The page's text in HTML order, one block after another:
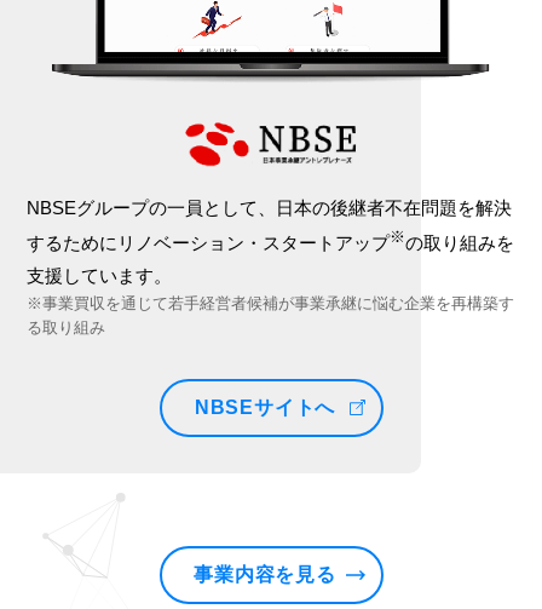
NBSEグループの一員として、日本の後継者不在問題を解決
するためにリノベーション・スタートアップ※の取り組みを
支援しています。
※事業買収を通じて若手経営者候補が事業承継に悩む企業を再構築す
る取り組み
NBSEサイトへ
事業内容を見る